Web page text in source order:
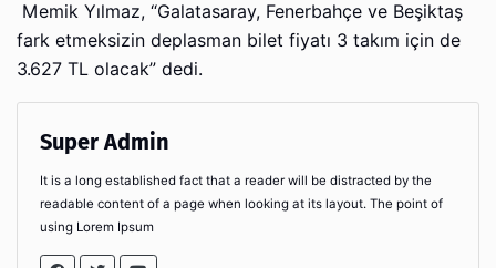
Memik Yılmaz, “Galatasaray, Fenerbahçe ve Beşiktaş
fark etmeksizin deplasman bilet fiyatı 3 takım için de
3.627 TL olacak” dedi.
Super Admin
It is a long established fact that a reader will be distracted by the
readable content of a page when looking at its layout. The point of
using Lorem Ipsum